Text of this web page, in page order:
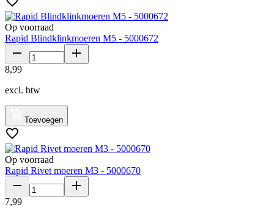
Op voorraad
Rapid Blindklinkmoeren M5 - 5000672
8,99
excl. btw
Toevoegen
Op voorraad
Rapid Rivet moeren M3 - 5000670
7,99